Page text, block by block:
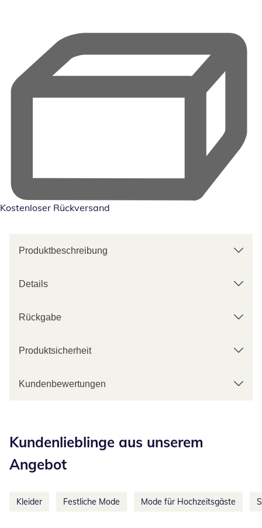
Kostenloser Rückversand
Produktbeschreibung
Details
Rückgabe
Produktsicherheit
Kundenbewertungen
Kundenlieblinge aus unserem
Angebot
Kleider Festliche Mode Mode für Hochzeitsgäste